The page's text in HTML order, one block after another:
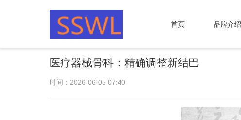
首页 品牌介绍
医疗器械骨科：精确调整新结巴
时间：2026-06-05 07:40